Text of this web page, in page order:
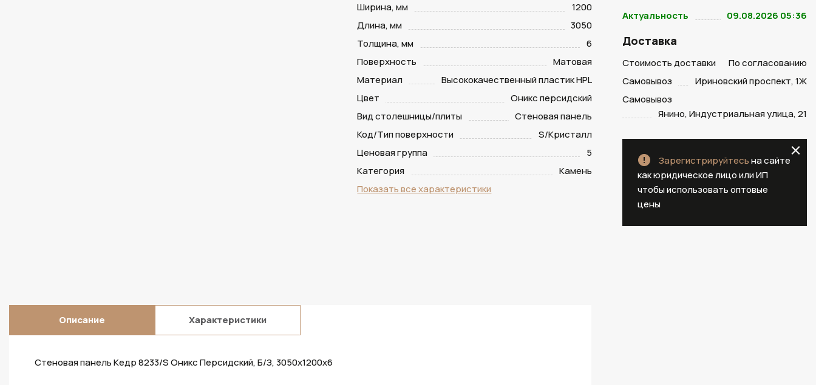
Ширина, мм
1200
Длина, мм
3050
Толщина, мм
6
Поверхность
Матовая
Материал
Высококачественный пластик HPL
Цвет
Оникс персидский
Вид столешницы/плиты
Стеновая панель
Код/Тип поверхности
S/Кристалл
Ценовая группа
5
Категория
Камень
Показать все характеристики
Актуальность 09.08.2026 05:36
Доставка
Стоимость доставки
По согласованию
Самовывоз
Ириновский проспект, 1Ж
Самовывоз
Янино, Индустриальная улица, 21
Зарегистрируйтесьна сайте
как юридическое лицо или ИП
чтобы использовать оптовые
цены
Описание Характеристики
Стеновая панель Кедр 8233/S Оникс Персидский, Б/З, 3050х1200х6